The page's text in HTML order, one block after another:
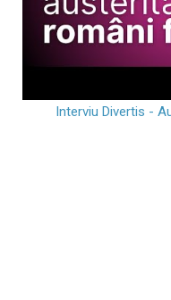
Interviu Divertis -